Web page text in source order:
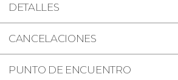
DETALLES
CANCELACIONES
PUNTO DE ENCUENTRO